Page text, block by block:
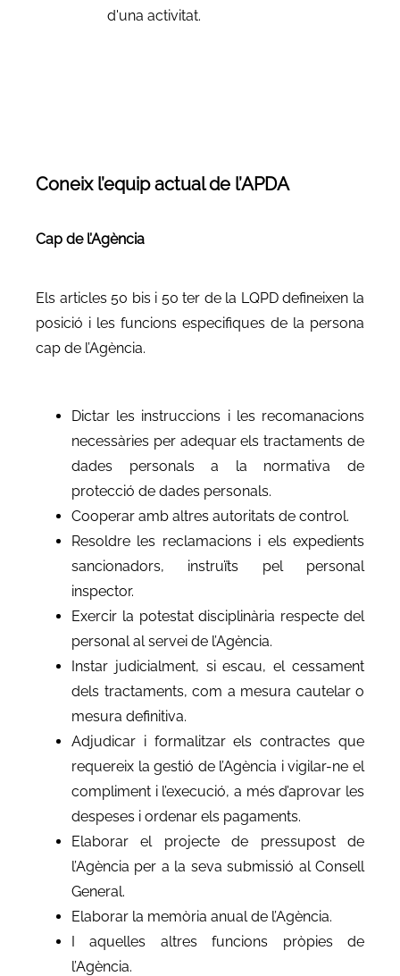
d'una activitat.
Coneix l’equip actual de l’APDA
Cap de l’Agència
Els articles 50 bis i 50 ter de la LQPD defineixen la
posició i les funcions especifiques de la persona
cap de l’Agència.
Dictar les instruccions i les recomanacions
necessàries per adequar els tractaments de
dades personals a la normativa de
protecció de dades personals.
Cooperar amb altres autoritats de control.
Resoldre les reclamacions i els expedients
sancionadors, instruïts pel personal
inspector.
Exercir la potestat disciplinària respecte del
personal al servei de l’Agència.
Instar judicialment, si escau, el cessament
dels tractaments, com a mesura cautelar o
mesura definitiva.
Adjudicar i formalitzar els contractes que
requereix la gestió de l’Agència i vigilar-ne el
compliment i l’execució, a més d’aprovar les
despeses i ordenar els pagaments.
Elaborar el projecte de pressupost de
l’Agència per a la seva submissió al Consell
General.
Elaborar la memòria anual de l’Agència.
I aquelles altres funcions pròpies de
l’Agència.